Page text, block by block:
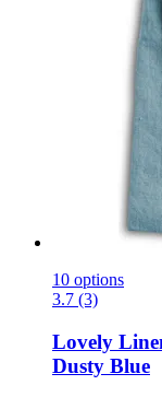
10 options
3.7 (3)
Lovely
Dusty Blue